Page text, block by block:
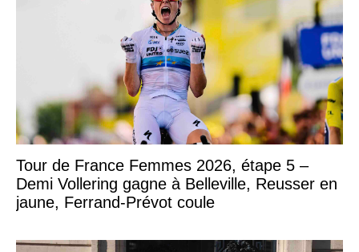
Tour de France Femmes 2026, étape 5 –
Demi Vollering gagne à Belleville, Reusser en
jaune, Ferrand-Prévot coule